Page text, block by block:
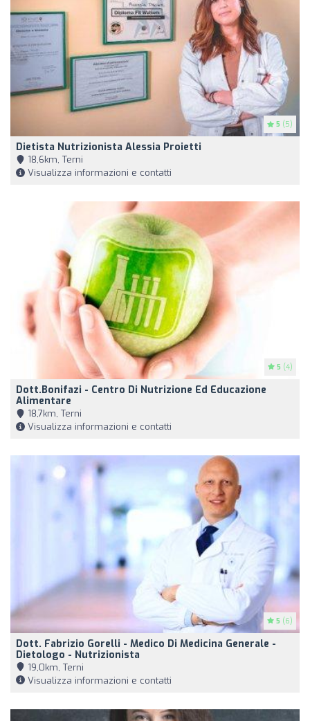
5 (5)
Dietista Nutrizionista Alessia Proietti
18,6km, Terni
Visualizza informazioni e contatti
5 (4)
Dott.Bonifazi - Centro Di Nutrizione Ed Educazione
Alimentare
18,7km, Terni
Visualizza informazioni e contatti
5 (6)
Dott. Fabrizio Gorelli - Medico Di Medicina Generale -
Dietologo - Nutrizionista
19,0km, Terni
Visualizza informazioni e contatti